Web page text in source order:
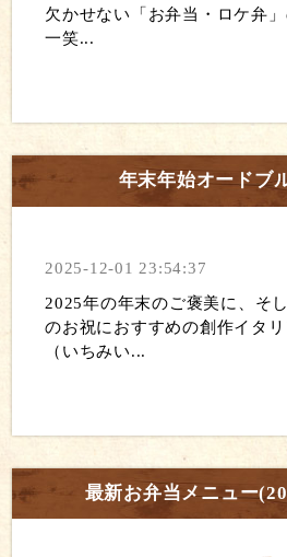
欠かせない「お弁当・ロケ弁
一笑...
年末年始オードブ
2025-12-01 23:54:37
2025年の年末のご褒美に、そ
のお祝におすすめの創作イタ
（いちみい...
最新お弁当メニュー